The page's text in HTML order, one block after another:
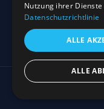
Sehenswürdigkeiten
Impressum
Datenschutz
© 2026 4EVERGLEN
Nutzung ihrer
Datenschutzrichtlinie
ALLE
ALLE